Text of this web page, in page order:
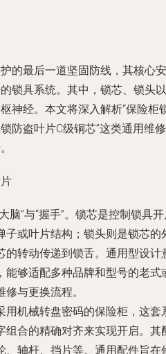
的最后一道坚固防线，其核心安
锁具系统。其中，锁芯、锁头以
神经。本文将深入解析“保险柜
防盗叶片C级铜芯”这类通用维修
脑”与“握手”。锁芯是控制锁具
子或叶片结构；锁头则是锁芯的
的转动传递到锁舌。通用型设计
能够适配多种品牌和型号的老式
与更换流程。
用机械转盘密码的保险柜，这套
组合的精确对齐来实现开启。其
、轴杆、挡片等。通用配件旨在